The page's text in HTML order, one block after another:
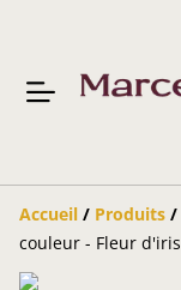
Accueil / Produits /
couleur - Fleur d'iris